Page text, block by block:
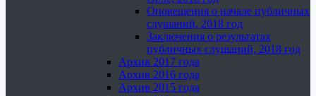
Оповещения о начале публичных
слушаний, 2018 год
Заключения о результатах
публичных слушаний, 2018 год
Архив 2017 года
Архив 2016 года
Архив 2015 года